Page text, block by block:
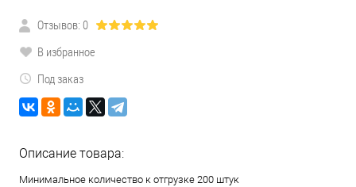
Отзывов: 0
В избранное
Под заказ
Описание товара:
Минимальное количество к отгрузке 200 штук